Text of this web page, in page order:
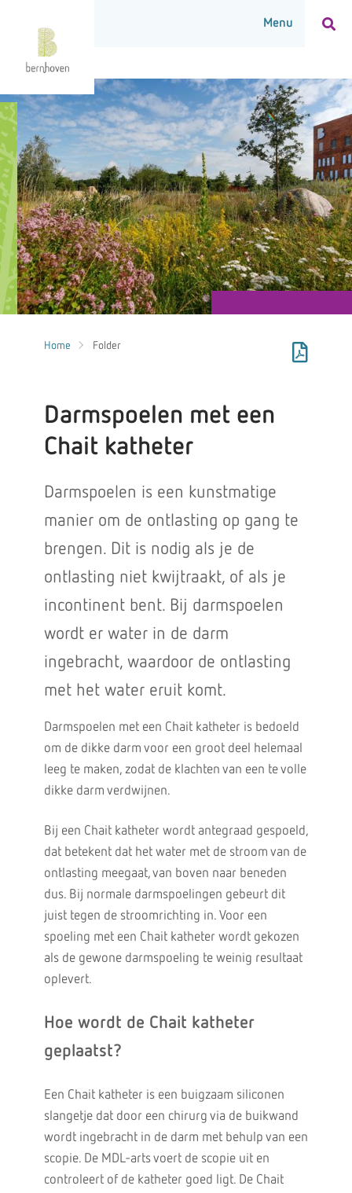
Home Folder
Darmspoelen met een
Chait katheter
Darmspoelen is een kunstmatige
manier om de ontlasting op gang te
brengen. Dit is nodig als je de
ontlasting niet kwijtraakt, of als je
incontinent bent. Bij darmspoelen
wordt er water in de darm
ingebracht, waardoor de ontlasting
met het water eruit komt.
Darmspoelen met een Chait katheter is bedoeld
om de dikke darm voor een groot deel helemaal
leeg te maken, zodat de klachten van een te volle
dikke darm verdwijnen.
Bij een Chait katheter wordt antegraad gespoeld,
dat betekent dat het water met de stroom van de
ontlasting meegaat, van boven naar beneden
dus. Bij normale darmspoelingen gebeurt dit
juist tegen de stroomrichting in. Voor een
spoeling met een Chait katheter wordt gekozen
als de gewone darmspoeling te weinig resultaat
oplevert.
Hoe wordt de Chait katheter
geplaatst?
Een Chait katheter is een buigzaam siliconen
slangetje dat door een chirurg via de buikwand
wordt ingebracht in de darm met behulp van een
scopie. De MDL-arts voert de scopie uit en
controleert of de katheter goed ligt. De Chait